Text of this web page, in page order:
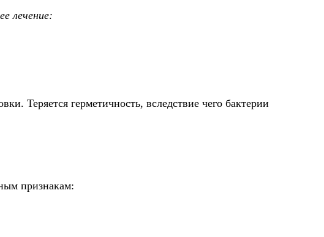
лечение:
Теряется герметичность, вследствие чего бактерии
признакам: